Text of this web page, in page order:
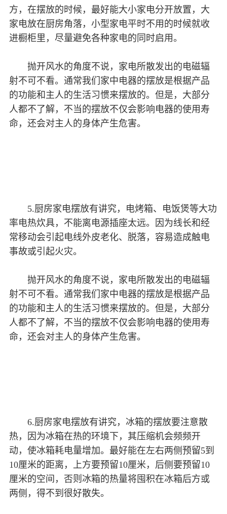
方，在摆放的时候，最好能大小家电分开放置，大
家电放在厨房角落，小型家电平时不用的时候就收
进橱柜里，尽量避免各种家电的同时启用。
抛开风水的角度不说，家电所散发出的电磁辐
射不可不看。通常我们家中电器的摆放是根据产品
的功能和主人的生活习惯来摆放的。但是，大部分
人都不了解，不当的摆放不仅会影响电器的使用寿
命，还会对主人的身体产生危害。
5.厨房家电摆放有讲究，电烤箱、电饭煲等大功
率电热炊具，不能离电源插座太远。因为线长和经
常移动会引起电线外皮老化、脱落，容易造成触电
事故或引起火灾。
抛开风水的角度不说，家电所散发出的电磁辐
射不可不看。通常我们家中电器的摆放是根据产品
的功能和主人的生活习惯来摆放的。但是，大部分
人都不了解，不当的摆放不仅会影响电器的使用寿
命，还会对主人的身体产生危害。
6.厨房家电摆放有讲究，冰箱的摆放要注意散
热，因为冰箱在热的环境下，其压缩机会频频开
动，使冰箱耗电量增加。最好能在左右两侧预留5到
10厘米的距离，上方要预留10厘米，后侧要预留10
厘米的空间，否则冰箱的热量将囤积在冰箱后方或
两侧，得不到很好散失。